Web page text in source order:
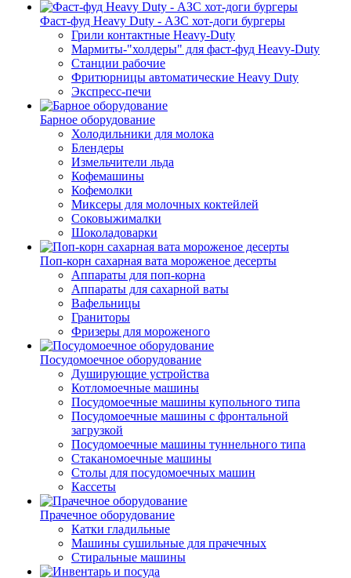
Фаст-фуд Heavy Duty - АЗС хот-доги бургеры
Грили контактные Heavy-Duty
Мармиты-"холдеры" для фаст-фуд Heavy-Duty
Станции рабочие
Фритюрницы автоматические Heavy Duty
Экспресс-печи
Барное оборудование
Холодильники для молока
Блендеры
Измельчители льда
Кофемашины
Кофемолки
Миксеры для молочных коктейлей
Соковыжималки
Шоколадоварки
Поп-корн сахарная вата мороженое десерты
Аппараты для поп-корна
Аппараты для сахарной ваты
Вафельницы
Граниторы
Фризеры для мороженого
Посудомоечное оборудование
Душирующие устройства
Котломоечные машины
Посудомоечные машины купольного типа
Посудомоечные машины с фронтальной
загрузкой
Посудомоечные машины туннельного типа
Стаканомоечные машины
Столы для посудомоечных машин
Кассеты
Прачечное оборудование
Катки гладильные
Машины сушильные для прачечных
Стиральные машины